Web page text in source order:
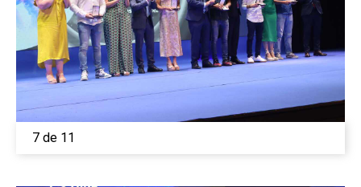
7 de 11